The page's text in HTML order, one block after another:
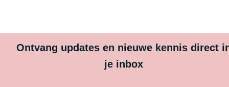
Ontvang updates en nieuwe kennis direct
je inbox